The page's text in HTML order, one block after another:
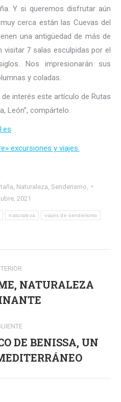
Y si queremos disfrutar aún
cerca están las Cuevas del
una antigüedad de más de
visitar 7 salas esculpidas por el
Nos impresionarán sus
y coladas.
interés este artículo de Rutas
León”, compártelo.
excursiones y viajes.
Naturaleza Senderismo,
2021
naturaleza viajes de senderismo
Publicación
anterior:
NATURALEZA
Publicación
siguiente:
DE BENISSA, UN